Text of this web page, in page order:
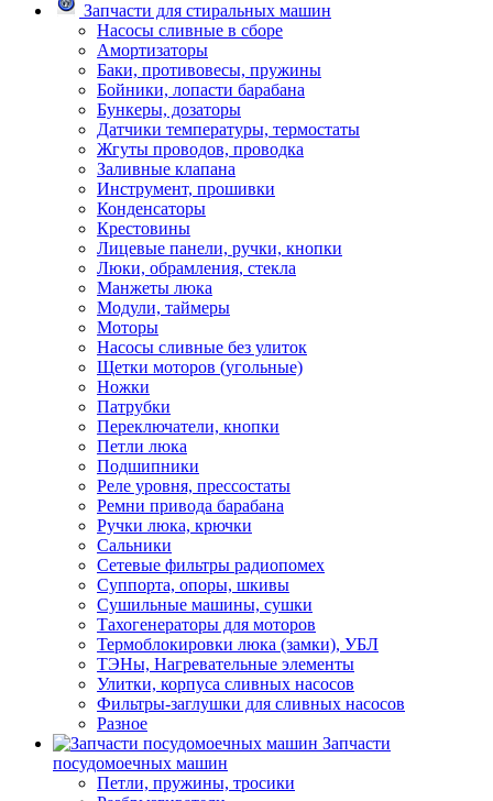
Запчасти для стиральных машин
Насосы сливные в сборе
Амортизаторы
Баки, противовесы, пружины
Бойники, лопасти барабана
Бункеры, дозаторы
Датчики температуры, термостаты
Жгуты проводов, проводка
Заливные клапана
Инструмент, прошивки
Конденсаторы
Крестовины
Лицевые панели, ручки, кнопки
Люки, обрамления, стекла
Манжеты люка
Модули, таймеры
Моторы
Насосы сливные без улиток
Щетки моторов (угольные)
Ножки
Патрубки
Переключатели, кнопки
Петли люка
Подшипники
Реле уровня, прессостаты
Ремни привода барабана
Ручки люка, крючки
Сальники
Сетевые фильтры радиопомех
Суппорта, опоры, шкивы
Сушильные машины, сушки
Тахогенераторы для моторов
Термоблокировки люка (замки), УБЛ
ТЭНы, Нагревательные элементы
Улитки, корпуса сливных насосов
Фильтры-заглушки для сливных насосов
Разное
Запчасти
посудомоечных машин
Петли, пружины, тросики